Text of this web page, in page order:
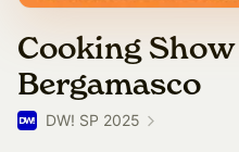
Cooking
Bergamasco
DW! SP 2025